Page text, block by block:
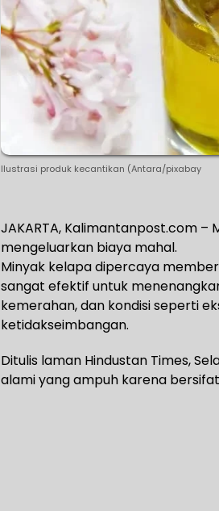
Ilustrasi produk kecantikan (Antara/pixabay
JAKARTA, Kalimantanpost.com
mengeluarkan biaya mahal.
Minyak kelapa dipercaya
sangat efektif untuk
kemerahan, dan kondisi seperti
ketidakseimbangan.
Ditulis laman Hindustan Times,
alami yang ampuh karena